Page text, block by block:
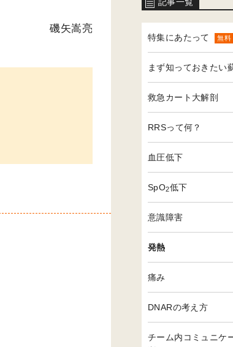
特集にあたって 無料
まず知っておきたい
救急カート大解剖
RRSって何？
血圧低下
SpO2低下
意識障害
発熱
痛み
DNARの考え方
チーム内コミュニケ
磯矢嵩亮